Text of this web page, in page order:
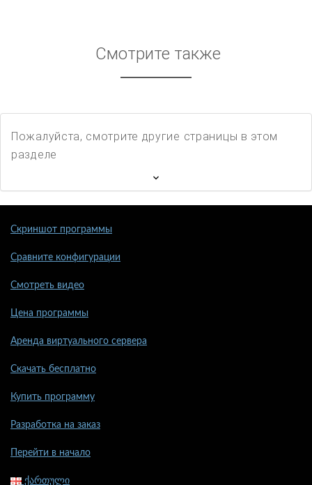
Смотрите также
Пожалуйста, смотрите другие страницы в этом
разделе
Скриншот программы
Сравните конфигурации
Смотреть видео
Цена программы
Аренда виртуального сервера
Скачать бесплатно
Купить программу
Разработка на заказ
Перейти в начало
ქართული